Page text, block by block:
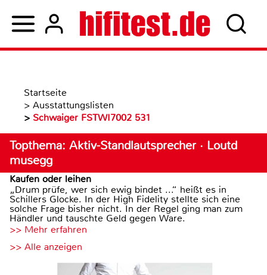
Startseite
> Ausstattungslisten
> Schwaiger FSTWI7002 531
Topthema: Aktiv-Standlautsprecher · Loutd
musegg
Kaufen oder leihen
„Drum prüfe, wer sich ewig bindet ...“ heißt es in
Schillers Glocke. In der High Fidelity stellte sich eine
solche Frage bisher nicht. In der Regel ging man zum
Händler und tauschte Geld gegen Ware.
>> Mehr erfahren
>> Alle anzeigen